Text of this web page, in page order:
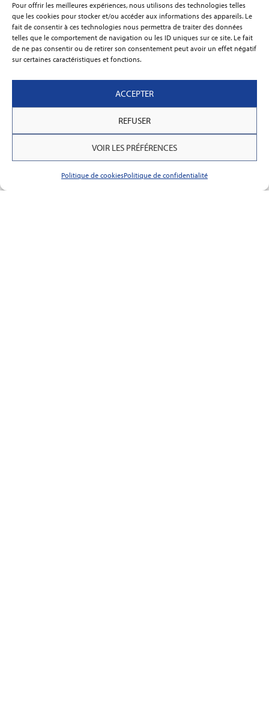
Pour offrir les meilleures expériences, nous utilisons des technologies telles
que les cookies pour stocker et/ou accéder aux informations des appareils. Le
fait de consentir à ces technologies nous permettra de traiter des données
telles que le comportement de navigation ou les ID uniques sur ce site. Le fait
de ne pas consentir ou de retirer son consentement peut avoir un effet négatif
sur certaines caractéristiques et fonctions.
ACCEPTER
REFUSER
VOIR LES PRÉFÉRENCES
Politique de cookiesPolitique de confidentialité
ENVOYER